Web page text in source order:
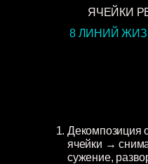
8 ЛИНИЙ
ЯЧЕЙКИ
Декомпозиция
ячейки →
сужение,